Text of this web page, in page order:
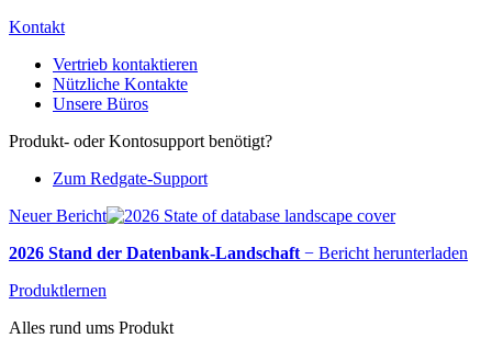
Kontakt
Vertrieb kontaktieren
Nützliche Kontakte
Unsere Büros
Produkt- oder Kontosupport benötigt?
Zum Redgate-Support
Neuer Bericht
2026 Stand der Datenbank-Landschaft − Bericht herunterladen
Produktlernen
Alles rund ums Produkt